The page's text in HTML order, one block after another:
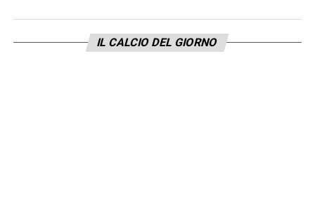
perché da un lato i granata chiedono il
prestito con diritto di riscatto a 7-8 milioni
IL CALCIO DEL GIORNO